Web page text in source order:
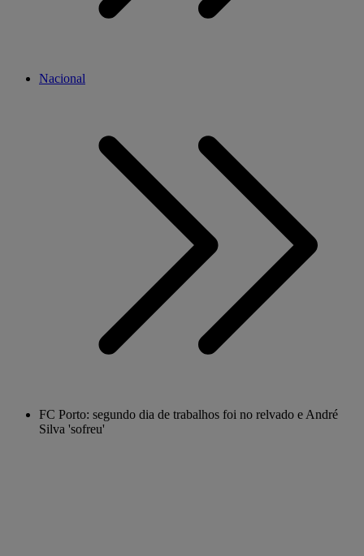
Nacional
FC Porto: segundo dia de trabalhos foi no relvado e André
Silva 'sofreu'